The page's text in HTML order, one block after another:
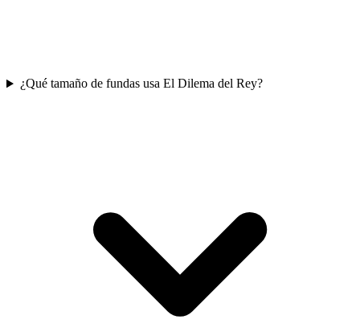
¿Qué tamaño de fundas usa El Dilema del Rey?